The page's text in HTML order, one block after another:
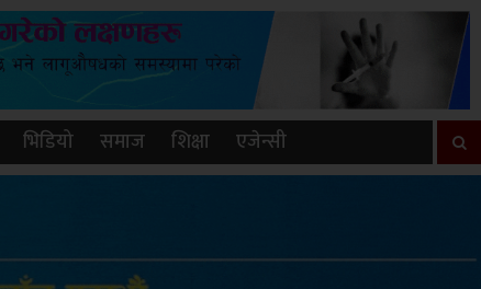
भिडियो समाज शिक्षा एजेन्सी